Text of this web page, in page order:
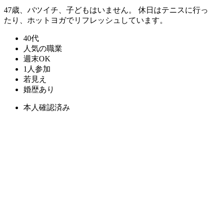
47歳、バツイチ、子どもはいません。 休日はテニスに行っ
たり、ホットヨガでリフレッシュしています。
40代
人気の職業
週末OK
1人参加
若見え
婚歴あり
本人確認済み